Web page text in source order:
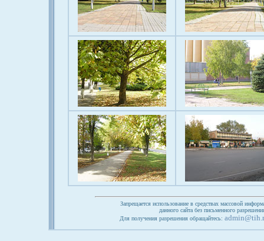
Запрещается использование в средствах массовой
данного сайта без письменного
Для получения разрешения обращайтесь: